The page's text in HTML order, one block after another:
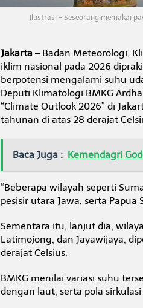
p
h
u
U
d
a
r
a
n
i
p
a
2
0
6
Ilustrasi - Seseorang memakai
Jakarta– Badan Meteorologi,
iklim nasional pada 2026
berpotensi mengalami suhu
Deputi Klimatologi BMKG
“Climate Outlook 2026” di
tahunan di atas 28 derajat
Baca Juga : Kemendagri
“Beberapa wilayah seperti
pesisir utara Jawa, serta Papua
Sementara itu, lanjut dia,
Latimojong, dan Jayawijaya,
derajat Celsius.
BMKG menilai variasi suhu
dengan laut, serta pola